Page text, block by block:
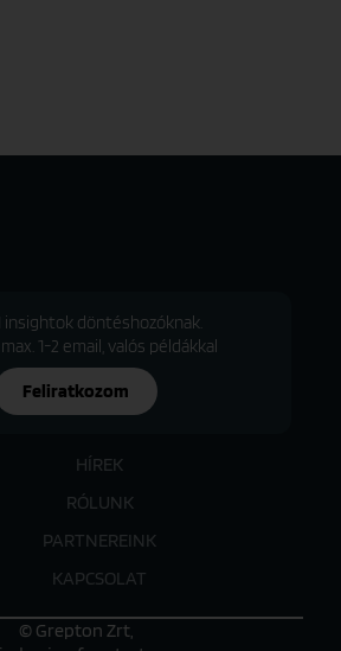
insightok döntéshozóknak.
1-2 email, valós példákkal
Feliratkozom
HÍREK
RÓLUNK
PARTNEREINK
KAPCSOLAT
© Grepton Zrt,